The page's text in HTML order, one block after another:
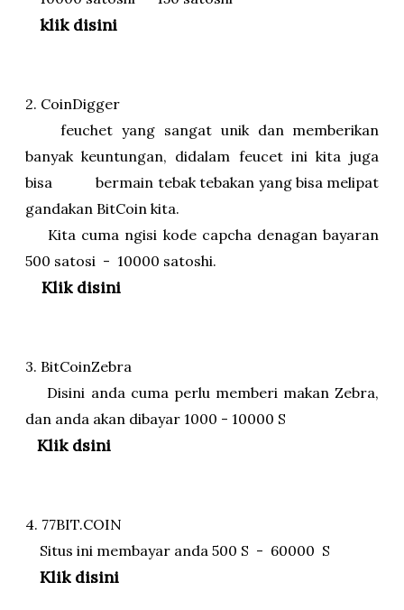
klik disini
2. CoinDigger
feuchet yang sangat unik dan memberikan
banyak keuntungan, didalam feucet ini kita juga
bisa bermain tebak tebakan yang bisa melipat
gandakan BitCoin kita.
Kita cuma ngisi kode capcha denagan bayaran
500 satosi - 10000 satoshi.
Klik disini
3. BitCoinZebra
Disini anda cuma perlu memberi makan Zebra,
dan anda akan dibayar 1000 - 10000 S
Klik dsini
4. 77BIT.COIN
Situs ini membayar anda 500 S - 60000 S
Klik disini